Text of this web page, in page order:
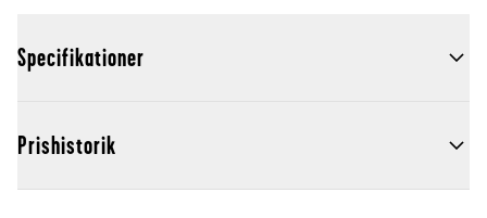
Specifikationer
Prishistorik